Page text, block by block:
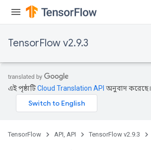
TensorFlow v2.9.3
এই পৃষ্ঠাটিCloud Translation API অনুবাদ করেছে।
TensorFlow API, API TensorFlow v2.9.3